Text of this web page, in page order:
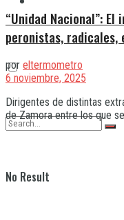
No Result
“Unidad Nacional”:
peronistas,
por eltermometro
6 noviembre, 2025
Dirigentes de distintas
de Zamora entre los que